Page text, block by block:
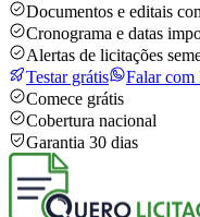
Documentos e editais
Cronograma e datas
Alertas de licitações
Testar grátis
Falar com
Comece grátis
Cobertura nacional
Garantia 30 dias